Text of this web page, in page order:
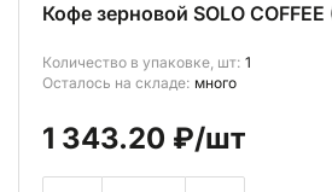
Кофе зерновой SOLO COFFEE
Количество в упаковке, шт: 1
Осталось на складе: много
1 343.20 ₽/шт